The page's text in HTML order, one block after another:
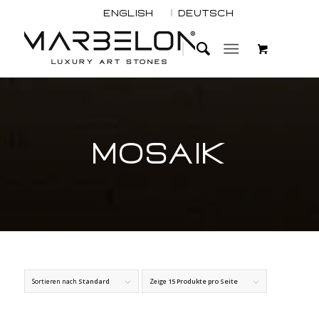
English Deutsch
MOSAIK
Sortieren nach Standard Zeige 15 Produkte pro Seite